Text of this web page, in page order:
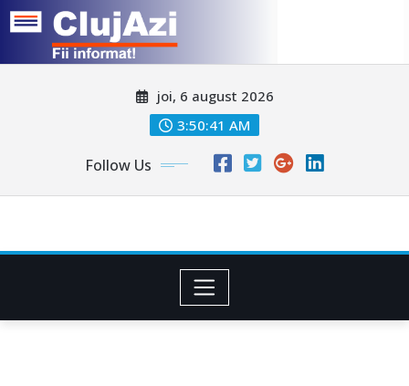
joi, 6 august 2026
3:50:43 AM
Follow Us